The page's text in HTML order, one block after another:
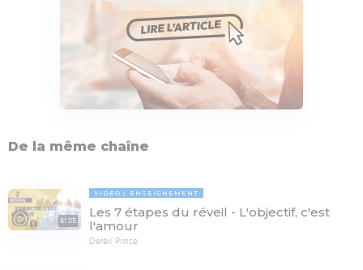
De la même chaîne
61:05
VIDÉO ENSEIGNEMENT
Les 7 étapes du réveil - L'objectif, c'est
l'amour
Derek Prince